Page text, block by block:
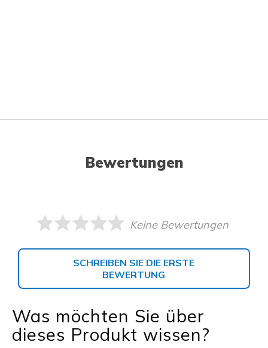
Bewertungen
Keine Bewertungen
SCHREIBEN SIE DIE ERSTE
BEWERTUNG
Was möchten Sie über
dieses Produkt wissen?